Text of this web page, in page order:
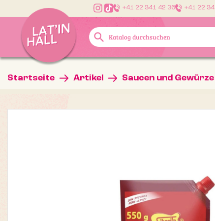
+41 22 341 42 36 +41 22
search
Startseite Artikel Saucen und Gewürze